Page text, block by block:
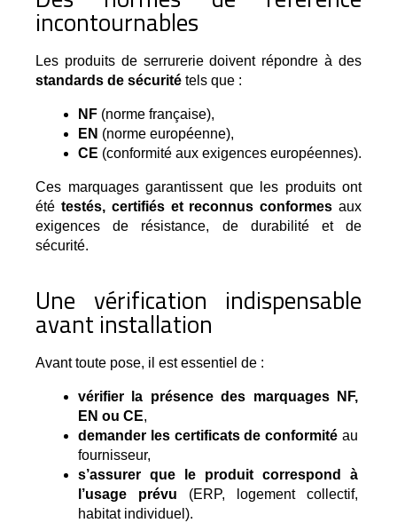
incontournables
standards de sécurité tels que :
NF (norme française),
EN (norme européenne),
CE (conformité aux exigences européennes).
Ces marquages garantissent que les produits ont
été testés, certifiés et reconnus conformes aux
exigences de résistance, de durabilité et de
sécurité.
Une vérification indispensable
avant installation
Avant toute pose, il est essentiel de :
vérifier la présence des marquages NF,
EN ou CE,
demander les certificats de conformité au
fournisseur,
s’assurer que le produit correspond à
l’usage prévu (ERP, logement collectif,
habitat individuel).